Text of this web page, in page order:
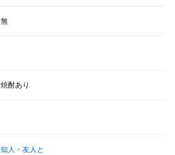
無
焼酎あり
知人・友人と